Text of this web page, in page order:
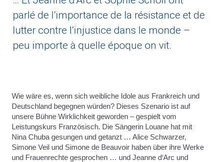
parlé de l’importance de la résistance et de
lutter contre l’injustice dans le monde –
peu importe à quelle époque on vit.
Wie wäre es, wenn sich weibliche Idole aus Frankreich und
Deutschland begegnen würden? Dieses Szenario ist auf
unsere Bühne Wirklichkeit geworden – gespielt vom
Leistungskurs Französisch. Die Sängerin Louane hat mit
Nina Chuba gesungen und getanzt … Alice Schwarzer,
Simone Veil und Simone de Beauvoir haben über ihre Werke
und Frauenrechte gesprochen … und Jeanne d‘Arc und